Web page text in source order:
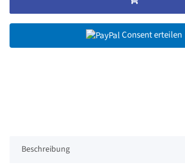
Consent erteilen
Beschreibung